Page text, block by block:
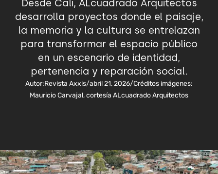
Desde Cali, ALcuadrado Arquitectos
desarrolla proyectos donde el paisaje,
la memoria y la cultura se entrelazan
para transformar el espacio público
en un escenario de identidad,
pertenencia y reparación social.
Autor:Revista Axxis/abril 21, 2026/Créditos imágenes:
Mauricio Carvajal, cortesía ALcuadrado Arquitectos